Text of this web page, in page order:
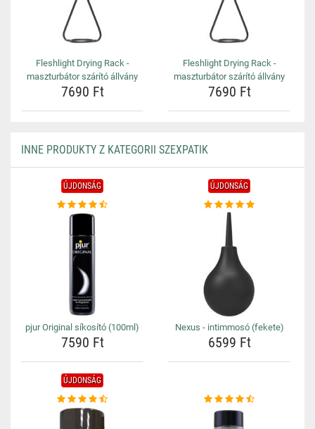
Fleshlight Drying Rack -
maszturbátor szárító állvány
7690 Ft
Fleshlight Drying Rack -
maszturbátor szárító állvány
7690 Ft
INNE PRODUKTY Z KATEGORII SZEXPATIK
ÚJDONSÁG
pjur Original síkosító (100ml)
7590 Ft
ÚJDONSÁG
Nexus - intimmosó (fekete)
6599 Ft
ÚJDONSÁG